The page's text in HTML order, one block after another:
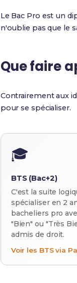
Le Bac Pro est un
n'oublie pas que le
Que faire
Contrairement aux
pour se spécialiser.
🎓
BTS (Bac+2)
C'est la suite
spécialiser en 2
bacheliers pro
"Bien" ou "Très
admis de droit.
Voir les BTS via